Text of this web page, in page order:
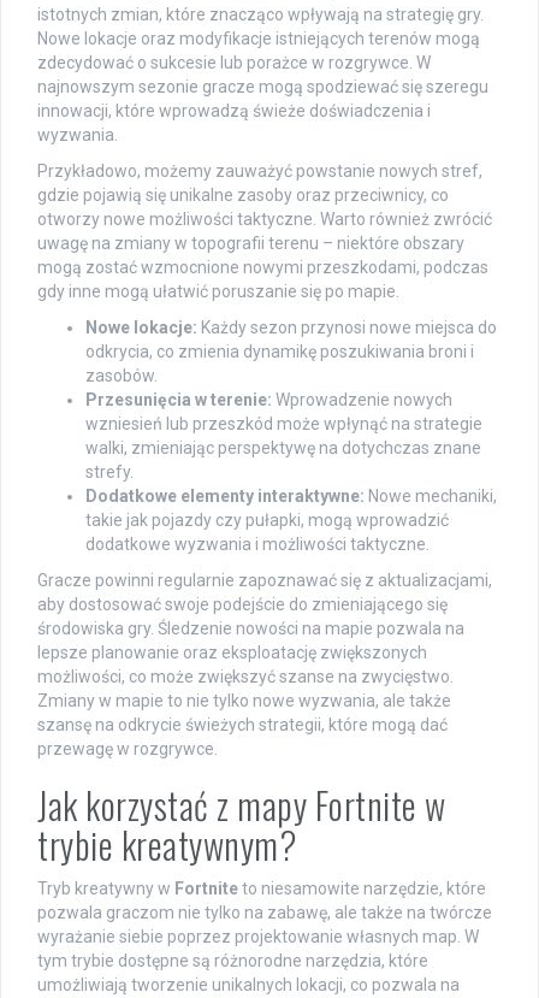
istotnych zmian, które znacząco wpływają na strategię gry.
Nowe lokacje oraz modyfikacje istniejących terenów mogą
zdecydować o sukcesie lub porażce w rozgrywce. W
najnowszym sezonie gracze mogą spodziewać się szeregu
innowacji, które wprowadzą świeże doświadczenia i
wyzwania.
Przykładowo, możemy zauważyć powstanie nowych stref,
gdzie pojawią się unikalne zasoby oraz przeciwnicy, co
otworzy nowe możliwości taktyczne. Warto również zwrócić
uwagę na zmiany w topografii terenu – niektóre obszary
mogą zostać wzmocnione nowymi przeszkodami, podczas
gdy inne mogą ułatwić poruszanie się po mapie.
Nowe lokacje: Każdy sezon przynosi nowe miejsca do
odkrycia, co zmienia dynamikę poszukiwania broni i
zasobów.
Przesunięcia w terenie: Wprowadzenie nowych
wzniesień lub przeszkód może wpłynąć na strategie
walki, zmieniając perspektywę na dotychczas znane
strefy.
Dodatkowe elementy interaktywne: Nowe mechaniki,
takie jak pojazdy czy pułapki, mogą wprowadzić
dodatkowe wyzwania i możliwości taktyczne.
Gracze powinni regularnie zapoznawać się z aktualizacjami,
aby dostosować swoje podejście do zmieniającego się
środowiska gry. Śledzenie nowości na mapie pozwala na
lepsze planowanie oraz eksploatację zwiększonych
możliwości, co może zwiększyć szanse na zwycięstwo.
Zmiany w mapie to nie tylko nowe wyzwania, ale także
szansę na odkrycie świeżych strategii, które mogą dać
przewagę w rozgrywce.
Jak korzystać z mapy Fortnite w
trybie kreatywnym?
Tryb kreatywny w Fortniteto niesamowite narzędzie, które
pozwala graczom nie tylko na zabawę, ale także na twórcze
wyrażanie siebie poprzez projektowanie własnych map. W
tym trybie dostępne są różnorodne narzędzia, które
umożliwiają tworzenie unikalnych lokacji, co pozwala na